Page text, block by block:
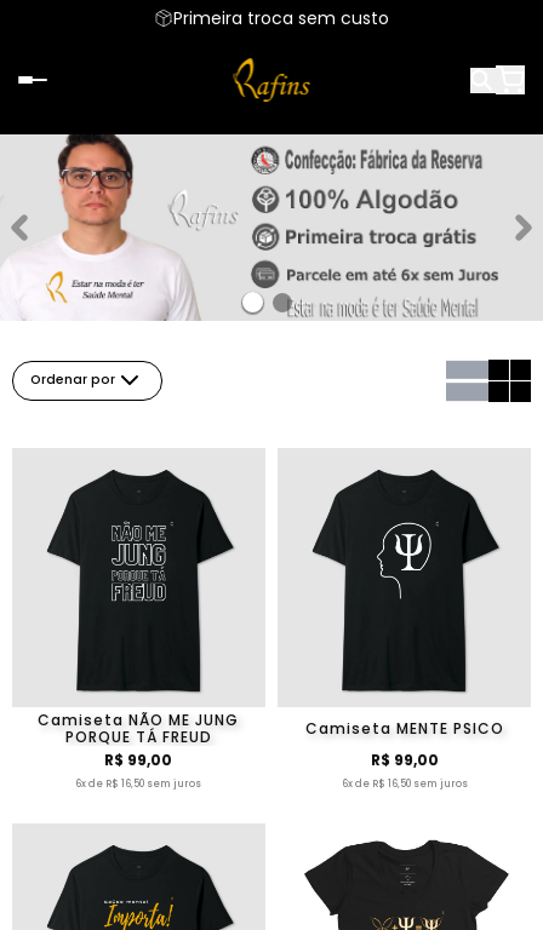
Primeira troca sem custo
Ordenar por
Camiseta NÃO ME JUNG
PORQUE TÁ FREUD
R$ 99,00
6x de R$ 16,50 sem juros
Camiseta MENTE PSICO
R$ 99,00
6x de R$ 16,50 sem juros